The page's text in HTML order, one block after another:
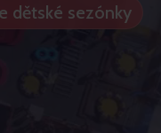
dětské sezónky